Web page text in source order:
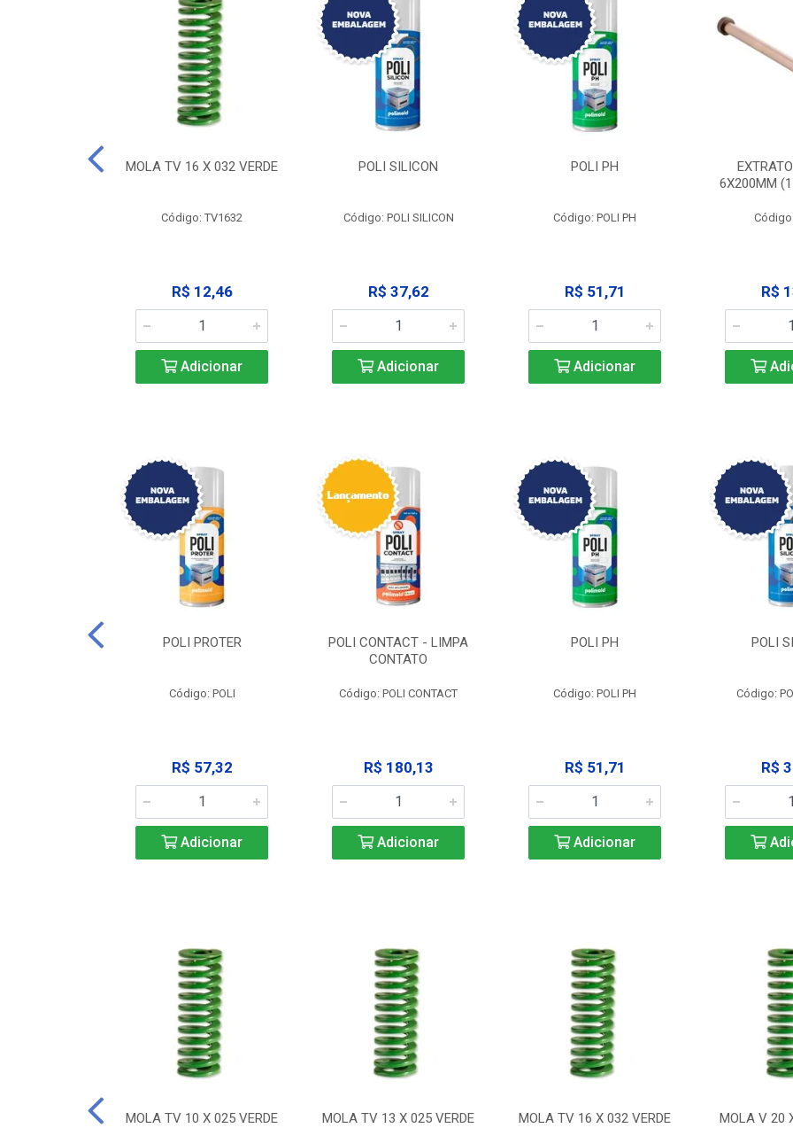
MOLA TV 16 X 032 VERDE
Código: TV1632
R$ 12,46
Adicionar
POLI SILICON
Código: POLI SILICON
R$ 37,62
Adicionar
POLI PH
Código: POLI PH
R$ 51,71
Adicionar
6X200MM
R$
POLI PROTER
Código: POLI
R$ 57,32
Adicionar
POLI CONTACT - LIMPA
CONTATO
Código: POLI CONTACT
R$ 180,13
Adicionar
POLI PH
Código: POLI PH
R$ 51,71
Adicionar
POLI
Código:
R$
MOLA TV 10 X 025 VERDE MOLA TV 13 X 025 VERDE MOLA TV 16 X 032 VERDE MOLA V 20